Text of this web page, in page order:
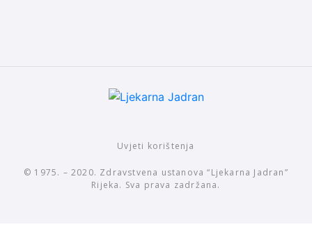
Uvjeti korištenja
© 1975. – 2020. Zdravstvena ustanova “Ljekarna Jadran”
Rijeka. Sva prava zadržana.